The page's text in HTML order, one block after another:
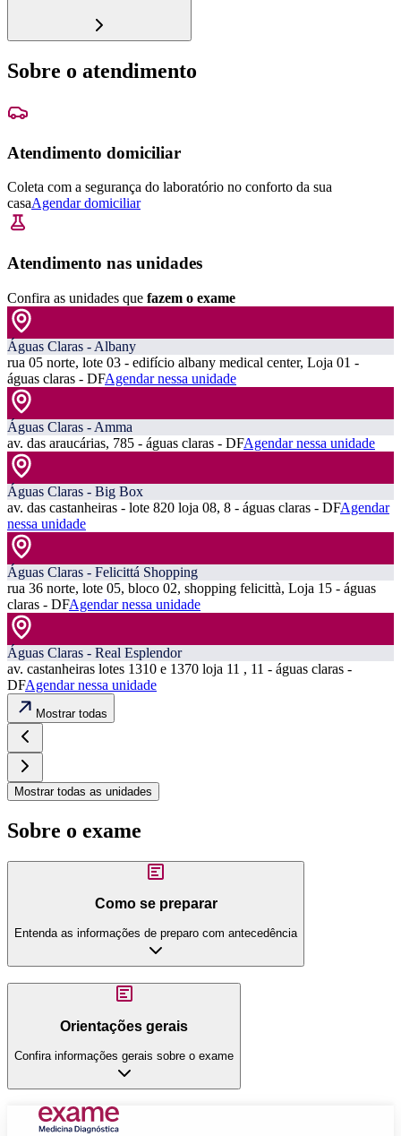
Sobre o atendimento
Atendimento domiciliar
Coleta com a segurança do laboratório no conforto da sua
casaAgendar domiciliar
Atendimento nas unidades
Confira as unidades que fazem o exame
Águas Claras - Albany
rua 05 norte, lote 03 - edifício albany medical center, Loja 01 -
águas claras - DFAgendar nessa unidade
Águas Claras - Amma
av. das araucárias, 785 - águas claras - DFAgendar nessa unidade
Águas Claras - Big Box
av. das castanheiras - lote 820 loja 08, 8 - águas claras - DFAgendar
nessa unidade
Águas Claras - Felicittá Shopping
rua 36 norte, lote 05, bloco 02, shopping felicittà, Loja 15 - águas
claras - DFAgendar nessa unidade
Águas Claras - Real Esplendor
av. castanheiras lotes 1310 e 1370 loja 11 , 11 - águas claras -
DFAgendar nessa unidade
Mostrar todas
Mostrar todas as unidades
Sobre o exame
Como se preparar
Entenda as informações de preparo com antecedência
Orientações gerais
Confira informações gerais sobre o exame